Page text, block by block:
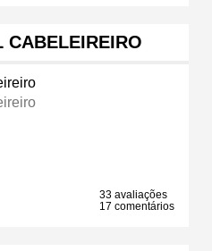
CABELEIREIRO
33 avaliações
17 comentários